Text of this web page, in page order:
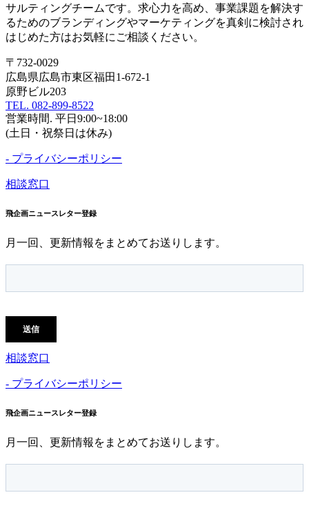
サルティングチームです。求心力を高め、事業課題を解決す
るためのブランディングやマーケティングを真剣に検討され
はじめた方はお気軽にご相談ください。
〒732-0029
広島県広島市東区福田1-672-1
原野ビル203
TEL. 082-899-8522
営業時間. 平日9:00~18:00
(土日・祝祭日は休み)
- プライバシーポリシー
相談窓口
飛企画ニュースレター登録
月一回、更新情報をまとめてお送りします。
相談窓口
- プライバシーポリシー
飛企画ニュースレター登録
月一回、更新情報をまとめてお送りします。